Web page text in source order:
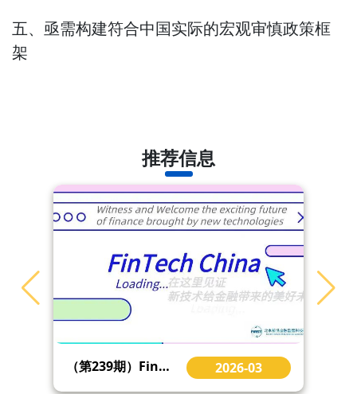
五、亟需构建符合中国实际的宏观审慎政策框
架
推荐信息
（第239期）FinTech China | 金融科技前沿精选：英国支付愿景执行委员会发布《支付前瞻计划》等 2026-03